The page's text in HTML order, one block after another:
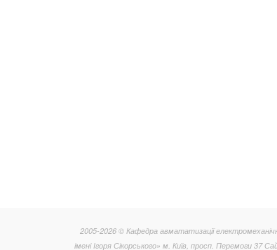
2005-2026 © Кафедра авмататизації
імені Ігоря Сікорського» м. Київ, просп. Перемоги 37